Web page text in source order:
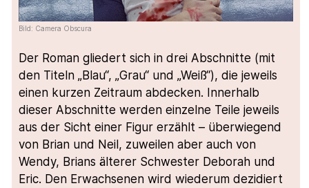
Bild: Camera Obscura
Der Roman gliedert sich in drei Abschnitte (mit
den Titeln „Blau“, „Grau“ und „Weiß“), die jeweils
einen kurzen Zeitraum abdecken. Innerhalb
dieser Abschnitte werden einzelne Teile jeweils
aus der Sicht einer Figur erzählt – überwiegend
von Brian und Neil, zuweilen aber auch von
Wendy, Brians älterer Schwester Deborah und
Eric. Den Erwachsenen wird wiederum dezidiert